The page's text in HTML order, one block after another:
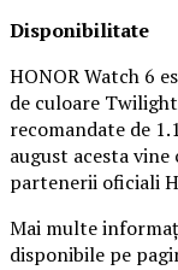
Disponibilitate
HONOR Watch 6
de culoare
recomandate de
august acesta
partenerii oficiali
Mai multe
disponibile pe